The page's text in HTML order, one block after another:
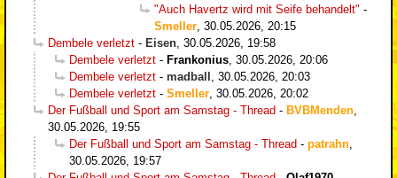
"Auch Havertz wird mit Seife behandelt" -
Smeller 30.05.2026, 20:15
Dembele verletzt - Eisen 30.05.2026, 19:58
Dembele verletzt - Frankonius 30.05.2026, 20:06
Dembele verletzt - madball
30.05.2026, 20:03
Dembele verletzt - Smeller 30.05.2026, 20:02
Der Fußball und Sport am Samstag - Thread - BVBMenden
30.05.2026, 19:55
Der Fußball und Sport am Samstag - Thread - patrahn
30.05.2026, 19:57